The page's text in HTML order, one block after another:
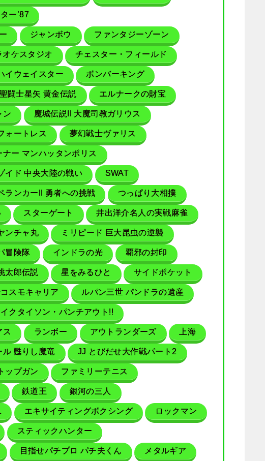
ー’87
ジャンボウ ファンタジーゾーン
オケスタジオ チェスター・フィールド
イウェイスター ボンバーキング
聖闘士星矢 黄金伝説 エルナークの財宝
ン 魔城伝説II 大魔司教ガリウス
ォートレス 夢幻戦士ヴァリス
ー マンハッタンポリス
イド 中央大陸の戦い SWAT
ランカーII 勇者への挑戦 つっぱり大相撲
スターゲート 井出洋介名人の実戦麻雀
ンチャ丸 ミリピード 巨大昆虫の逆襲
冒険隊 インドラの光 覇邪の封印
太郎伝説 星をみるひと サイドポケット
スモキャリア ルパン三世 パンドラの遺産
クタイソン・パンチアウト!!
ス ランボー アウトランダーズ 上海
ル 甦りし魔竜 JJ とびだせ大作戦パート2
トップガン ファミリーテニス
鉄道王 銀河の三人
エキサイティングボクシング ロックマン
スティックハンター
目指せパチプロ パチ夫くん メタルギア